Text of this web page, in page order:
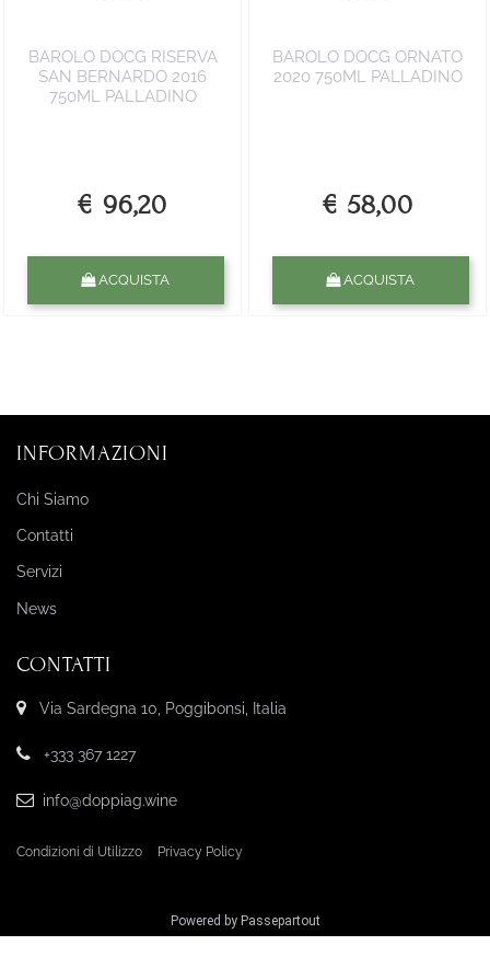
BAROLO DOCG RISERVA
SAN BERNARDO 2016
750ML PALLADINO
€ 96,20
ACQUISTA
BAROLO DOCG ORNATO
2020 750ML PALLADINO
€ 58,00
ACQUISTA
INFORMAZIONI
Chi Siamo
Contatti
Servizi
News
CONTATTI
Via Sardegna 10, Poggibonsi, Italia
+333 367 1227
info@doppiag.wine
Condizioni di Utilizzo Privacy Policy
Powered by Passepartout